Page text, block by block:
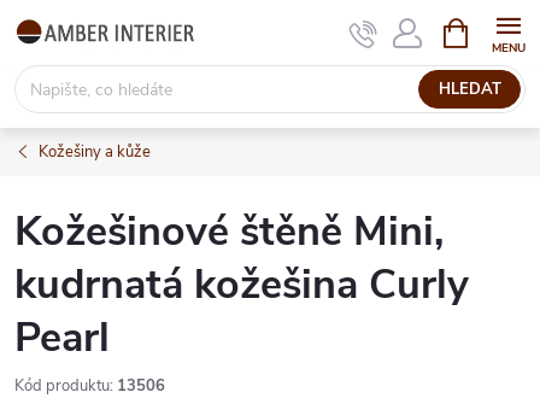
Přejít
obsah
HLEDAT
NÁKUPNÍ
KOŠÍK
Kožešiny a kůže
Kožešinové štěně Mini,
kudrnatá kožešina Curly
Pearl
Kód produktu: 13506